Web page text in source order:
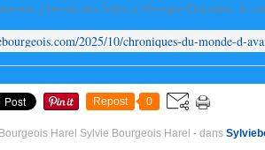
j'envoie une lettre à Georges Cravenne, le
Repost 0
Harel Sylvie Bourgeois Harel - dans